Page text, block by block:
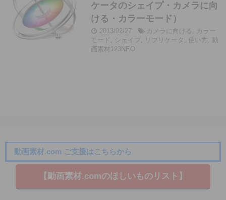
ケータのシェイプ・カメラに向
ける・カラーモード）
2013/02/27 カメラに向ける , カラー
モード , シェイプ , リプリケータ , 使い方, 動
画素材123NEO
動画素材.com ご支援はこちらから
【動画素材.co​mのほしいものリスト】